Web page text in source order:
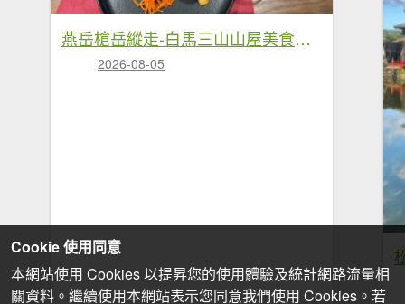
燕岳槍岳縱走-白馬三山山屋美食❤️慶功宴
2026-08-05
Cookie 使用同意
本網站使用 Cookies 以提昇您的使用體驗及統計網路流量相
關資料。繼續使用本網站表示您同意我們使用 Cookies。若